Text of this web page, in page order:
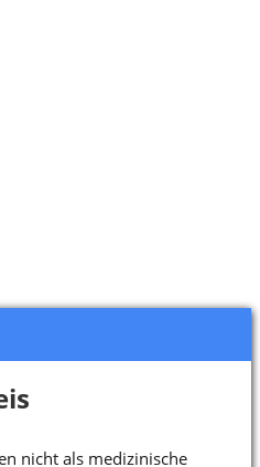
nicht als medizinische